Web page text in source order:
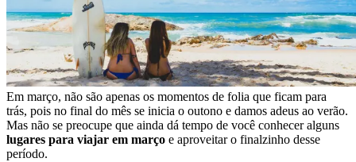
Em março, não são apenas os momentos de folia que ficam para
trás, pois no final do mês se inicia o outono e damos adeus ao verão.
Mas não se preocupe que ainda dá tempo de você conhecer alguns
lugares para viajar em março e aproveitar o finalzinho desse
período.